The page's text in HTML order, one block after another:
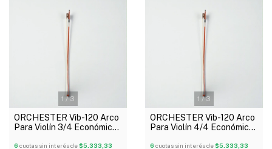
1 /3
ORCHESTER Vib-120 Arco
Para Violín 3/4 Económico
6 cuotas sin interés de$5.333,33
1 /3
ORCHESTER Vib-120 Arco
Para Violín 4/4 Económico
6 cuotas sin interés de$5.333,33